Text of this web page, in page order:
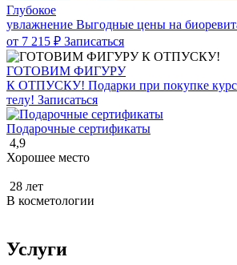
Глубокое
увлажнение Выгодные цены на
от 7 215 ₽ Записаться
ГОТОВИМ ФИГУРУ
К ОТПУСКУ! Подарки при покупке
телу! Записаться
Подарочные сертификаты
4,9
Хорошее место
28 лет
В косметологии
Услуги